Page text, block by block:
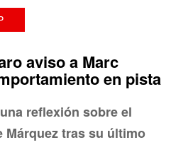
aviso a Marc
en pista
reflexión sobre el
tras su último